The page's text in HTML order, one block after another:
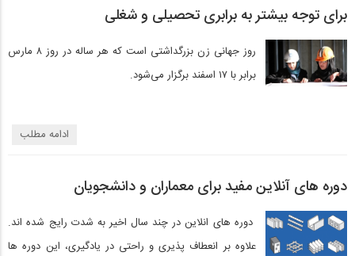
برای توجه بیشتر به برابری تحصیلی و شغلی
روز جهانی زن بزرگداشتی است که هر ساله در روز ۸ مارس
برابر با ۱۷ اسفند برگزار می‌شود.
ادامه مطلب
دوره های آنلاین مفید برای معماران و دانشجویان
دوره های انلاین در چند سال اخیر به شدت رایج شده اند.
علاوه بر انعطاف پذیری و راحتی در یادگیری، این دوره ها